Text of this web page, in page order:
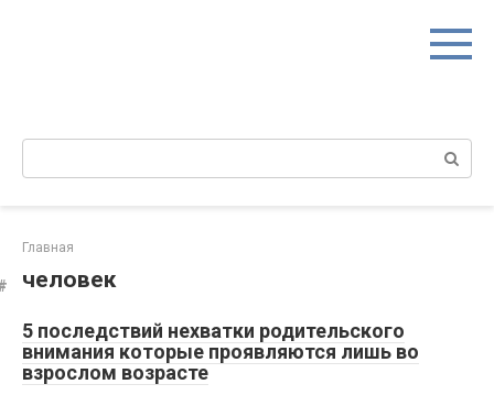
Поиск:
Главная
человек
5 последствий нехватки родительского
внимания которые проявляются лишь во
взрослом возрасте